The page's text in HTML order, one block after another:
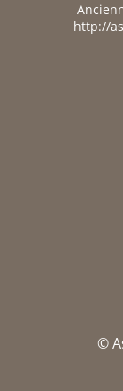
http://
©